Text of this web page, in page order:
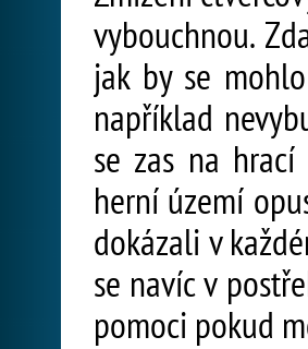
vybouchnou.
jak by se
například
se zas na
herní území
dokázali v
se navíc v
pomoci pokud